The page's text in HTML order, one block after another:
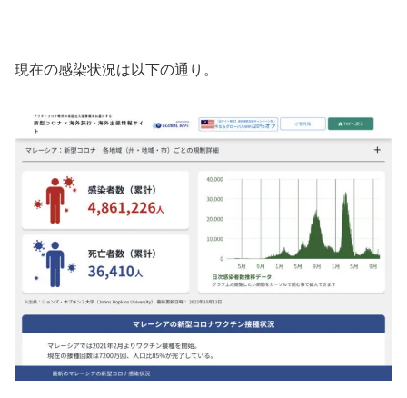
現在の感染状況は以下の通り。